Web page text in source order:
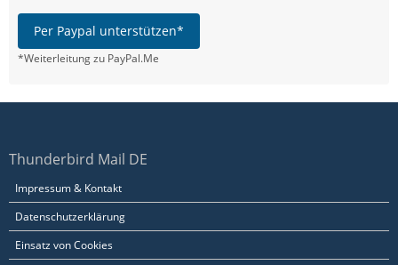
Per Paypal unterstützen*
*Weiterleitung zu PayPal.Me
Thunderbird Mail DE
Impressum & Kontakt
Datenschutzerklärung
Einsatz von Cookies